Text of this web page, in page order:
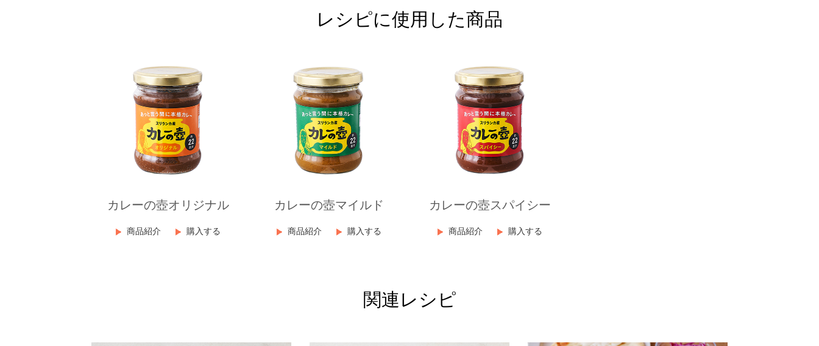
レシピに使用した商品
カレーの壺オリジナル
商品紹介 購入する
カレーの壺マイルド
商品紹介 購入する
カレーの壺スパイシー
商品紹介 購入する
関連レシピ